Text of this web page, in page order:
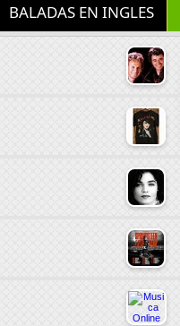
BALADAS EN INGLES